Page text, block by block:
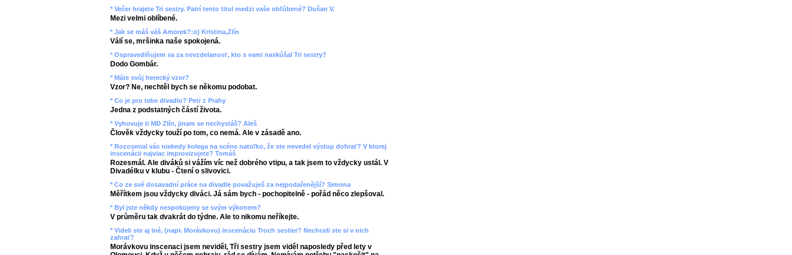
* Večer hrajete Tri sestry. Patrí tento titul medzi vaše obľúbené? Dušan V.
Mezi velmi oblíbené.
* Jak se máš váš Amorek?:o) Kristina,Zlín
Válí se, mršinka naše spokojená.
* Ospravedlňujem sa za nevzdelanosť, kto s vami naskúšal Tri sestry?
Dodo Gombár.
* Máte svůj herecký vzor?
Vzor? Ne, nechtěl bych se někomu podobat.
* Co je pro tebe divadlo? Petr z Prahy
Jedna z podstatných částí života.
* Vyhovuje ti MD Zlín, jinam se nechystáš? Aleš
Člověk vždycky touží po tom, co nemá. Ale v zásadě ano.
* Rozosmial vás niekedy kolega na scéne natoľko, že ste nevedel výstup dohrať? V ktorej
inscenácii najviac improvizujete? Tomáš
Rozesmál. Ale diváků si vážím víc než dobrého vtipu, a tak jsem to vždycky ustál. V
Divadélku v klubu - Čtení o slivovici.
* Co ze své dosavadní práce na divadle považuješ za nejpodařenější? Simona
Měřítkem jsou vždycky diváci. Já sám bych - pochopitelně - pořád něco zlepšoval.
* Byl jste někdy nespokojeny se svým výkonem?
V průměru tak dvakrát do týdne. Ale to nikomu neříkejte.
* Videli ste aj iné, (napr. Morávkovu) inscenáciu Troch sestier? Nechceli ste si v nich
zahrať?
Morávkovu inscenaci jsem neviděl, Tři sestry jsem viděl naposledy před lety v